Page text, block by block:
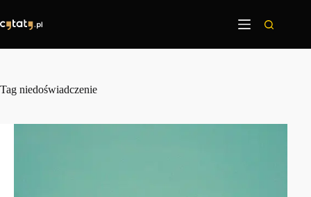
treści
Tag niedoświadczenie